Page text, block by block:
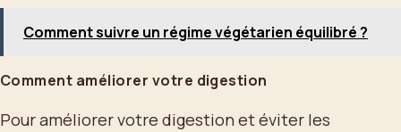
Comment suivre un régime végétarien équilibré ?
Comment améliorer votre digestion
Pour améliorer votre digestion et éviter les